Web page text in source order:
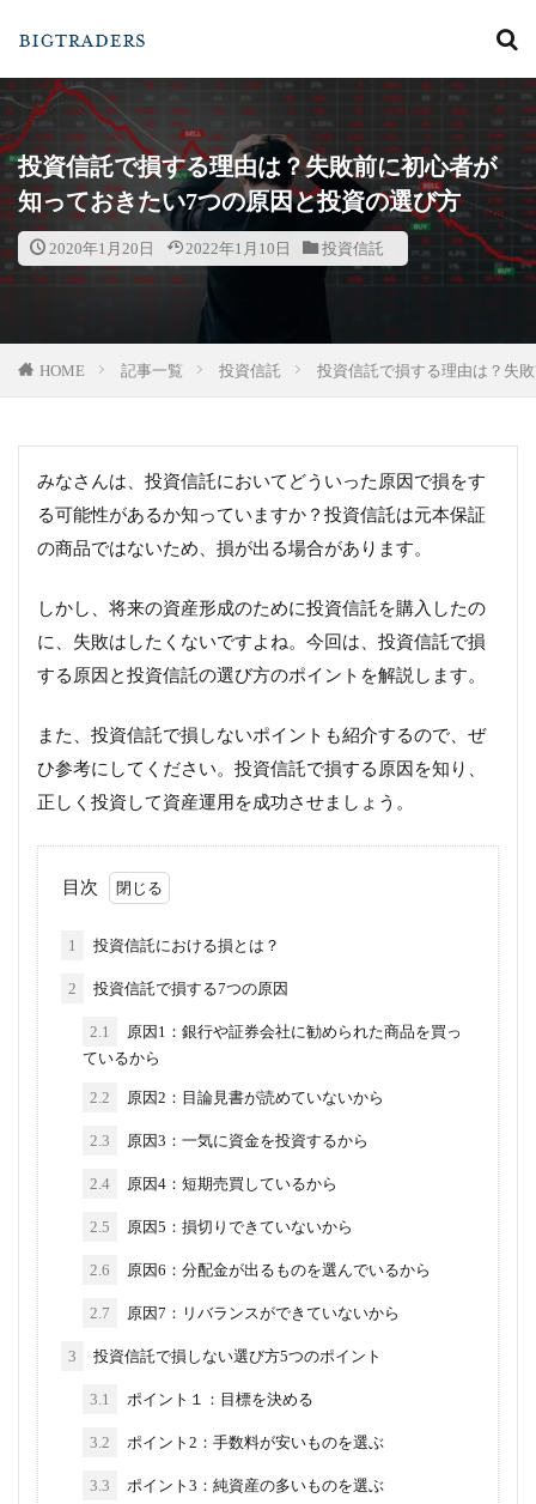
投資信託で損する理由は？失敗前に初心者が
知っておきたい7つの原因と投資の選び方
2020年1月20日 2022年1月10日 投資信託
HOME 記事一覧 投資信託 投資信託で損する理由は？失
みなさんは、投資信託においてどういった原因で損をす
る可能性があるか知っていますか？投資信託は元本保証
の商品ではないため、損が出る場合があります。
しかし、将来の資産形成のために投資信託を購入したの
に、失敗はしたくないですよね。今回は、投資信託で損
する原因と投資信託の選び方のポイントを解説します。
また、投資信託で損しないポイントも紹介するので、ぜ
ひ参考にしてください。投資信託で損する原因を知り、
正しく投資して資産運用を成功させましょう。
目次
1 投資信託における損とは？
2 投資信託で損する7つの原因
2.1
原因1：銀行や証券会社に勧められた商品を買っ
ているから
2.2 原因2：目論見書が読めていないから
2.3 原因3：一気に資金を投資するから
2.4 原因4：短期売買しているから
2.5 原因5：損切りできていないから
2.6 原因6：分配金が出るものを選んでいるから
2.7 原因7：リバランスができていないから
3 投資信託で損しない選び方5つのポイント
3.1 ポイント１：目標を決める
3.2 ポイント2：手数料が安いものを選ぶ
3.3 ポイント3：純資産の多いものを選ぶ
カテゴリー
検索